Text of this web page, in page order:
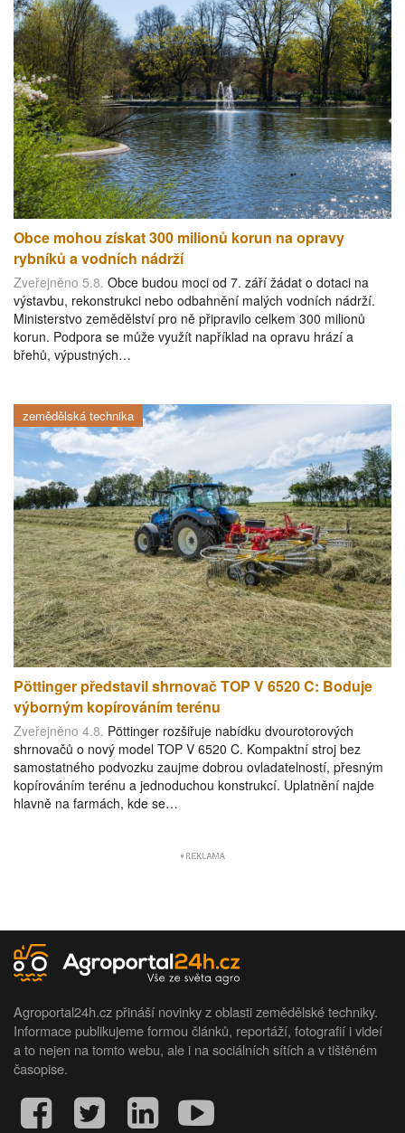
Obce mohou získat 300 milionů korun na opravy
rybníků a vodních nádrží
Zveřejněno 5.8. Obce budou moci od 7. září žádat o dotaci na
výstavbu, rekonstrukci nebo odbahnění malých vodních nádrží.
Ministerstvo zemědělství pro ně připravilo celkem 300 milionů
korun. Podpora se může využít například na opravu hrází a
břehů, výpustných…
zemědělská technika
Pöttinger představil shrnovač TOP V 6520 C: Boduje
výborným kopírováním terénu
Zveřejněno 4.8. Pöttinger rozšiřuje nabídku dvourotorových
shrnovačů o nový model TOP V 6520 C. Kompaktní stroj bez
samostatného podvozku zaujme dobrou ovladatelností, přesným
kopírováním terénu a jednoduchou konstrukcí. Uplatnění najde
hlavně na farmách, kde se…
Agroportal24h.cz přináší novinky z oblasti zemědělské techniky.
Informace publikujeme formou článků, reportáží, fotografií i videí
a to nejen na tomto webu, ale i na sociálních sítích a v tištěném
časopise.